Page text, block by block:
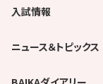
入試情報
ニュース＆トピックス